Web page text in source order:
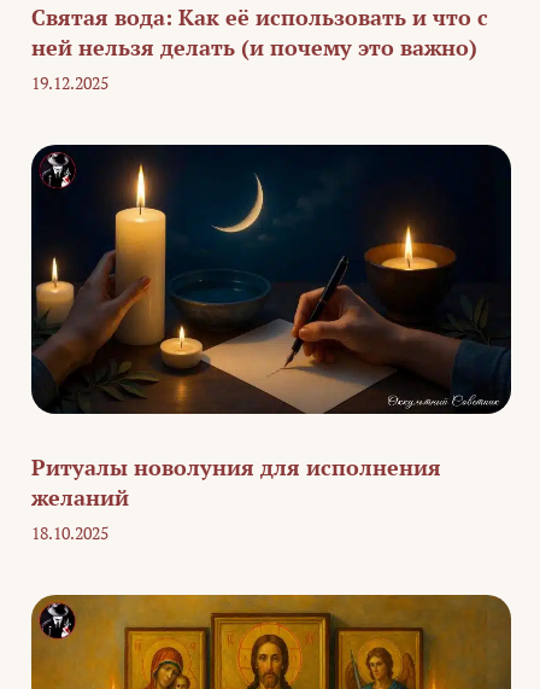
Святая вода: Как её использовать и что с
ней нельзя делать (и почему это важно)
19.12.2025
Ритуалы новолуния для исполнения
желаний
18.10.2025